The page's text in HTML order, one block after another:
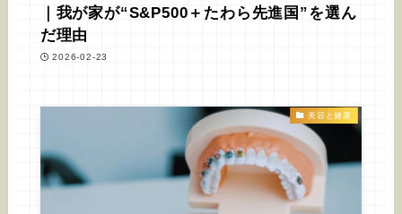
｜我が家が“S&P500＋たわら先進国”を選ん
だ理由
2026-02-23
美容と健康